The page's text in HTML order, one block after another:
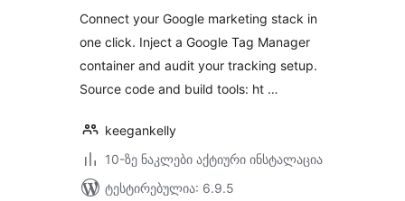
Connect your Google marketing stack in
one click. Inject a Google Tag Manager
container and audit your tracking setup.
Source code and build tools: ht …
keegankelly
10-ზე ნაკლები აქტიური ინსტალაცია
ტესტირებულია: 6.9.5